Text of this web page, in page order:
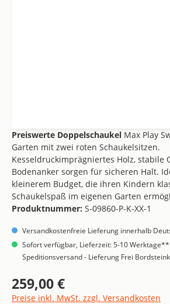
Preiswerte Doppelschaukel Max Play
Garten mit zwei roten Schaukelsitzen.
Kesseldruckimprägniertes Holz, stabile
Bodenanker sorgen für sicheren Halt.
kleinerem Budget, die ihren Kindern
Schaukelspaß im eigenen Garten
Produktnummer: S-09860-P-K-XX-1
Versandkostenfreie Lieferung innerhalb
Sofort verfügbar, Lieferzeit: 5-10 Werktage**
Speditionsversand - Lieferung Frei
Regulärer Preis:
259,00 €
Preise inkl. MwSt. zzgl. Versandkosten